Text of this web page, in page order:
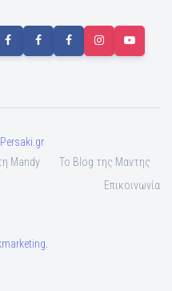
Mandy
To Blog της Μαντης
Επικοινωνία